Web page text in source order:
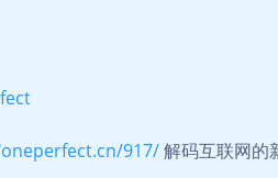
917/解码互联网的